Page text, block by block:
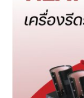
เครื่
เ
จับคู่ เ
เค
เครื่อง